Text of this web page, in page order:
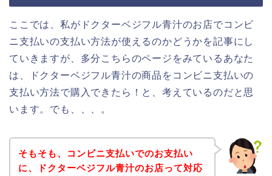
ここでは、私がドクターベジフル青汁のお店でコンビ
ニ支払いの支払い方法が使えるのかどうかを記事にし
ていきますが、多分こちらのページをみているあなた
は、ドクターベジフル青汁の商品をコンビニ支払いの
支払い方法で購入できたら！と、考えているのだと思
います。でも、、、。
そもそも、コンビニ支払いでのお支払い
に、ドクターベジフル青汁のお店って対応